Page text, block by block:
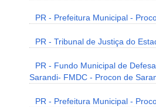
PR - Prefeitura Municipal -
PR - Tribunal de Justiça do
PR - Fundo Municipal de
Sarandi- FMDC - Procon de
PR - Prefeitura Municipal -